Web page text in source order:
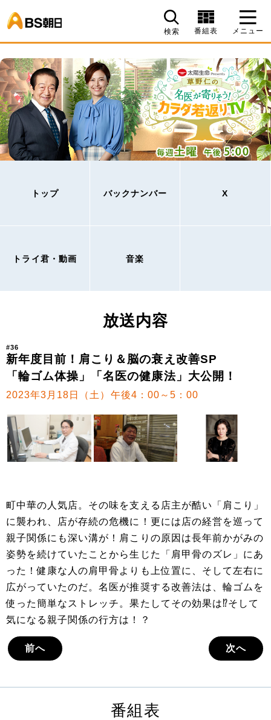
検索 番組表 メニュー
トップ バックナンバー X
トライ君・動画 音楽
放送内容
#36
新年度目前！肩こり＆脳の衰え改善SP
「輪ゴム体操」「名医の健康法」大公開！
2023年3月18日（土）午後4：00～5：00
町中華の人気店。その味を支える店主が酷い「肩こり」
に襲われ、店が存続の危機に！更には店の経営を巡って
親子関係にも深い溝が！肩こりの原因は長年前かがみの
姿勢を続けていたことから生じた「肩甲骨のズレ」にあ
った！健康な人の肩甲骨よりも上位置に、そして左右に
広がっていたのだ。名医が推奨する改善法は、輪ゴムを
使った簡単なストレッチ。果たしてその効果は⁉そして
気になる親子関係の行方は！？
前へ 次へ
番組表